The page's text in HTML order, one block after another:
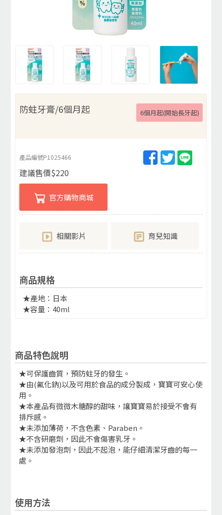
防蛀牙膏/6個月起 6個月起(開始長牙起)
產品編號P1025466
建議售價$220
官方購物商城
相關影片 育兒知識
商品規格
★產地：日本
★容量：40ml
商品特色說明
★可保護齒質，預防蛀牙的發生。
★由(氟化鈉)以及可用於食品的成分製成，寶寶可安心使
用。
★本產品有微微木糖醇的甜味，讓寶寶易於接受不會有
排斥感。
★未添加薄荷，不含色素、Paraben。
★不含研磨劑，因此不會傷害乳牙。
★未添加發泡劑，因此不起泡，能仔細清潔牙齒的每一
處。
使用方法